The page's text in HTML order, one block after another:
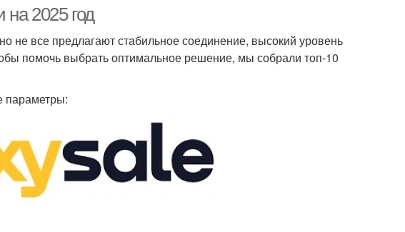
2025 год
не все предлагают стабильное соединение, высокий уровень
помочь выбрать оптимальное решение, мы собрали топ-10
параметры: